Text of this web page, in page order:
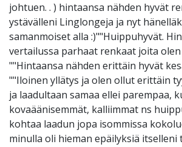
johtuen. . ) hintaansa nähden hyvät
ystävälleni Linglongeja ja nyt
samanmoiset alla :)""Huippuhyvät.
vertailussa parhaat renkaat joita
""Hintaansa nähden erittäin hyvät
""Iloinen yllätys ja olen ollut erittäin
ja laadultaan samaa ellei parempaa,
kovaäänisemmät, kalliimmat ns
kohtaa laadun jopa isommissa
minulla oli hieman epäilyksiä itselleni